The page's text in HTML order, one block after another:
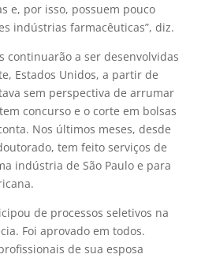
e, por isso, possuem pouco
indústrias farmacêuticas”, diz.
continuarão a ser desenvolvidas
Estados Unidos, a partir de
sem perspectiva de arrumar
concurso e o corte em bolsas
Nos últimos meses, desde
tem feito serviços de
indústria de São Paulo e para
de processos seletivos na
Foi aprovado em todos.
de sua esposa